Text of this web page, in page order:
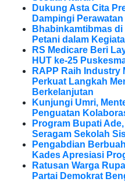
Dukung Asta Cita
Dampingi
Bhabinkamtibmas
Petani dalam
RS Medicare Beri
HUT ke-25
RAPP Raih Industry
Perkuat Langkah
Berkelanjutan
Kunjungi Umri,
Penguatan
Program Bupati
Seragam Sekolah
Pengabdian
Kades Apresiasi
Ratusan Warga
Partai Demokrat